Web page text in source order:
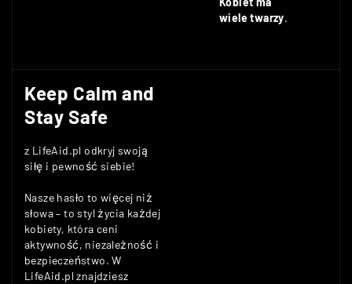
wiele twarzy.
Keep Calm and
Stay Safe
z LifeAid.pl odkryj swoją
siłę i pewność siebie!
Nasze hasło to więcej niż
słowa – to styl życia każdej
kobiety, która ceni
aktywność, niezależność i
bezpieczeństwo. W
LifeAid.pl znajdziesz